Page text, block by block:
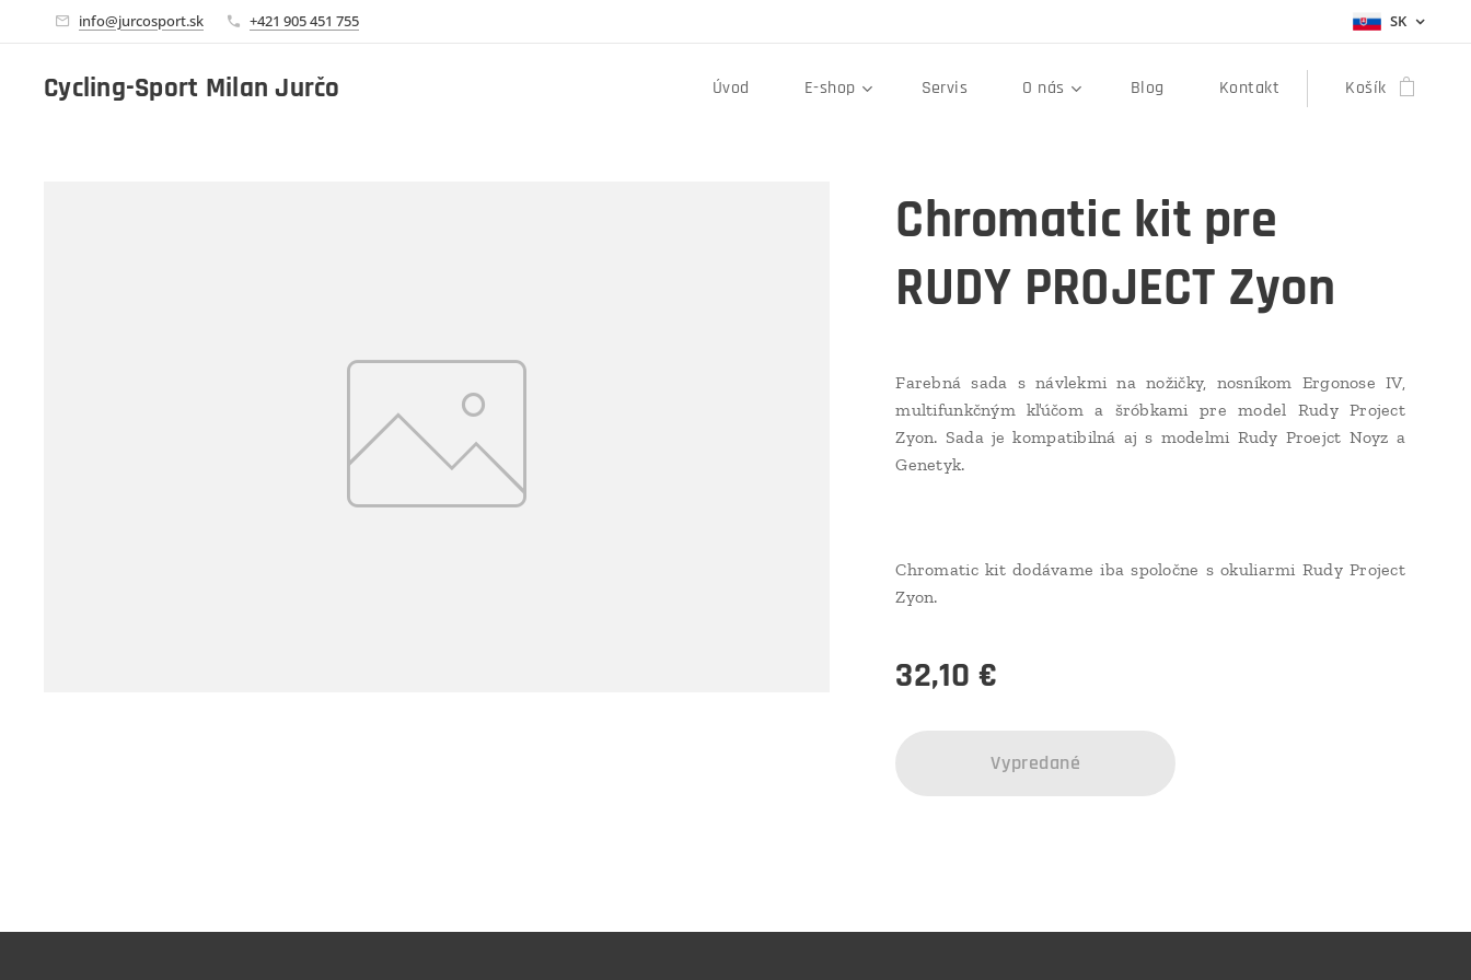
info@jurcosport.sk +421 905 451 755 SK
Cycling-Sport Milan Jurčo Úvod E-shop Servis O nás Blog Kontakt Košík
Chromatic kit pre
RUDY PROJECT Zyon
Farebná sada s návlekmi na nožičky, nosníkom Ergonose IV,
multifunkčným kľúčom a šróbkami pre model Rudy Project
Zyon. Sada je kompatibilná aj s modelmi Rudy Proejct Noyz a
Genetyk.
Chromatic kit dodávame iba spoločne s okuliarmi Rudy Project
Zyon.
32,10 €
Vypredané